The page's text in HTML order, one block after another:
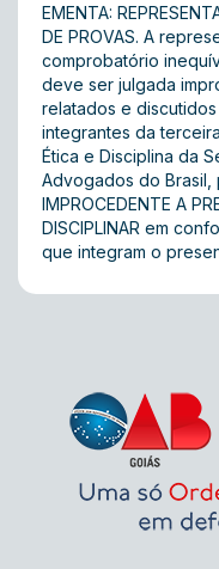
EMENTA:
DE PROVAS. A
comprobatório
deve ser julgada
relatados e
integrantes da
Ética e Disciplina da
Advogados do Brasil,
IMPROCEDENTE A
DISCIPLINAR em
que integram o